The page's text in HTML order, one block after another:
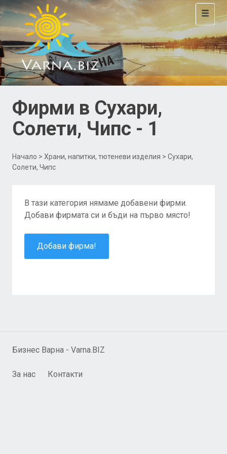
Toggle
Фирми в Сухари,
Солети, Чипс - 1
Начало > Храни, напитки, тютеневи изделия > Сухари,
Солети, Чипс
В тази категория нямаме добавени фирми.
Добави фирмата си и бъди на първо място!
Добави фирма!
Бизнес Варна - Varna.BIZ
За нас Контакти